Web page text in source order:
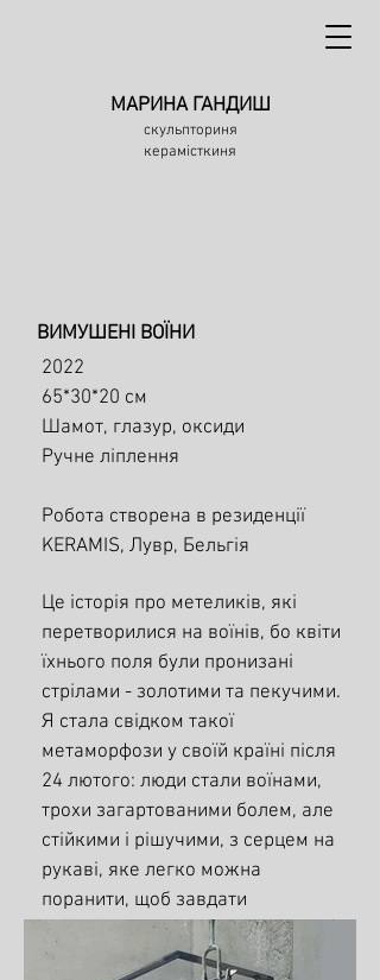
МАРИНА ГАНДИШ
скульпториня
керамісткиня
ВИМУШЕНІ ВОЇНИ
2022
65*30*20 см
Шамот, глазур, оксиди
Ручне ліплення
Робота створена в резиденції
KERAMIS, Лувр, Бельгія
Це історія про метеликів, які
перетворилися на воїнів, бо квіти
їхнього поля були пронизані
стрілами - золотими та пекучими.
Я стала свідком такої
метаморфози у своїй країні після
24 лютого: люди стали воїнами,
трохи загартованими болем, але
стійкими і рішучими, з серцем на
рукаві, яке легко можна
поранити, щоб завдати
найбільшого болю.